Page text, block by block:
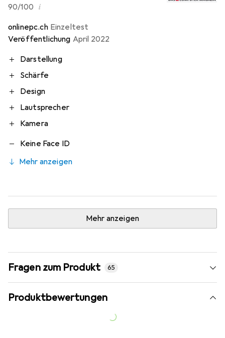
90/100 i
onlinepc.ch Einzeltest
Veröffentlichung April 2022
Darstellung
Schärfe
Design
Lautsprecher
Kamera
Keine Face ID
Mehr anzeigen
Mehr anzeigen
Fragen zum Produkt 65
Produktbewertungen